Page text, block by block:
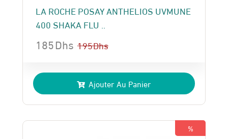
LA ROCHE POSAY ANTHELIOS UVMUNE
400 SHAKA FLU ..
195Dhs
prix
initial
était :
195 Dhs.
185Dhs
prix
actuel
est :
185 Dhs.
Ajouter Au Panier
%